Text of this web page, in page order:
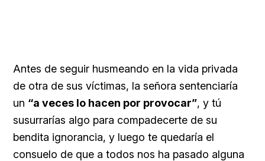
Antes de seguir husmeando en la vida privada
de otra de sus víctimas, la señora sentenciaría
un “a veces lo hacen por provocar”, y tú
susurrarías algo para compadecerte de su
bendita ignorancia, y luego te quedaría el
consuelo de que a todos nos ha pasado alguna